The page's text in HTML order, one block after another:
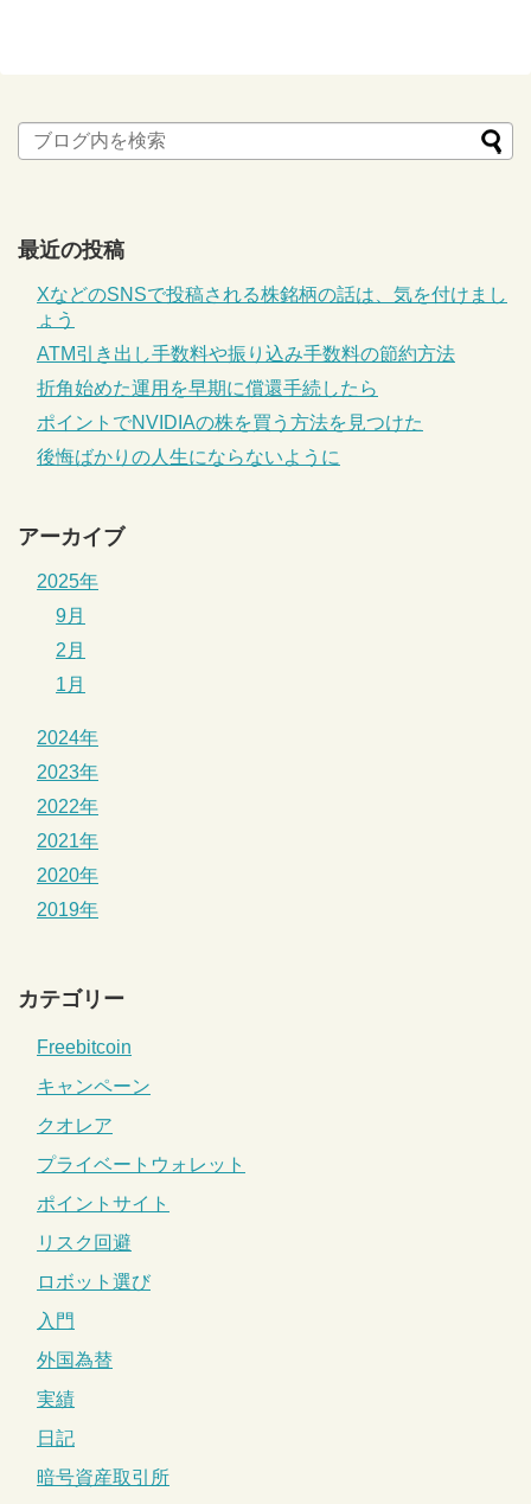
最近の投稿
XなどのSNSで投稿される株銘柄の話は、気を付けまし
ょう
ATM引き出し手数料や振り込み手数料の節約方法
折角始めた運用を早期に償還手続したら
ポイントでNVIDIAの株を買う方法を見つけた
後悔ばかりの人生にならないように
アーカイブ
2025年
9月
2月
1月
2024年
2023年
2022年
2021年
2020年
2019年
カテゴリー
Freebitcoin
キャンペーン
クオレア
プライベートウォレット
ポイントサイト
リスク回避
ロボット選び
入門
外国為替
実績
日記
暗号資産取引所